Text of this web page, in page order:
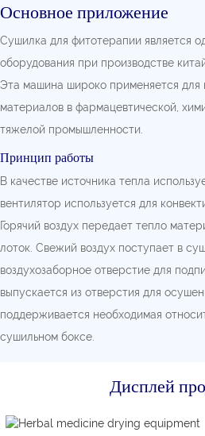
Основное приложение
Сушилка для фитотерапии является
оборудования при производстве
Эта машина широко применяется для
материалов в фармацевтической,
тяжелой промышленности.
Принцип работы
В качестве источника тепла
вентилятор используется для
Горячий воздух передает тепло
лоток. Свежий воздух поступает в
воздухозаборное отверстие для
выпускается из отверстия для
поддерживается необходимая
сушильном боксе.
Дисплей